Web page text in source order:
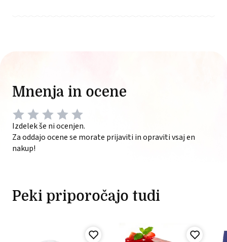
Mnenja in ocene
Izdelek še ni ocenjen.
Za oddajo ocene se morate prijaviti in opraviti vsaj en
nakup!
Peki priporočajo tudi